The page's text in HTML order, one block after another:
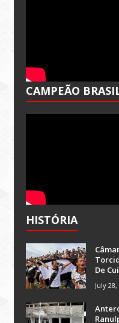
CAMPEÃO
HISTÓRIA
De
July